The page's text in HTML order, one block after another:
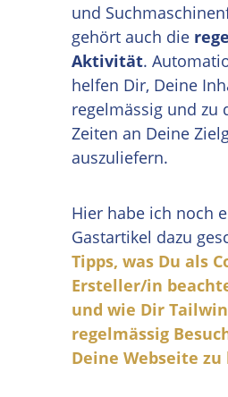
und
gehört auch die
Aktivität.
helfen Dir, Deine
regelmässig und zu
Zeiten an Deine
auszuliefern.
Hier habe ich noch
Gastartikel dazu
Tipps, was Du als
Ersteller/in
und wie Dir
regelmässig
Deine Webseite